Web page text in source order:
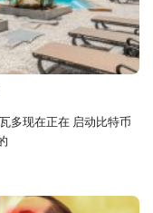
多现在正在 启动比特币